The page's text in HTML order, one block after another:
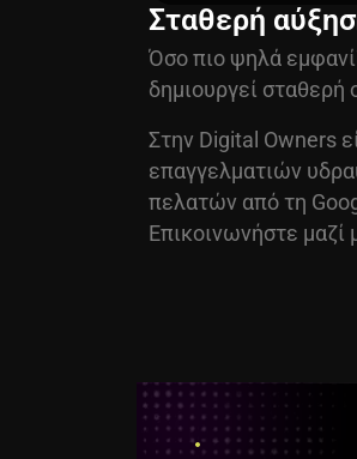
Σταθερή
Όσο πιο ψηλά
δημιουργεί σταθερή
Στην Digital Owners
επαγγελματιών
πελατών από τη
Επικοινωνήστε μαζί